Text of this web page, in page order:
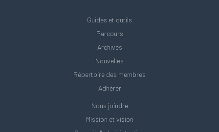
Guides et outils
Parcours
Archives
Nouvelles
Répertoire des membres
Adhérer
Nous joindre
Mission et vision